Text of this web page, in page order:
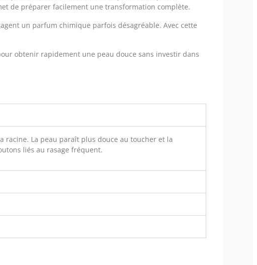
de préparer facilement une transformation complète.
un parfum chimique parfois désagréable. Avec cette
obtenir rapidement une peau douce sans investir dans
racine. La peau paraît plus douce au toucher et la
liés au rasage fréquent.